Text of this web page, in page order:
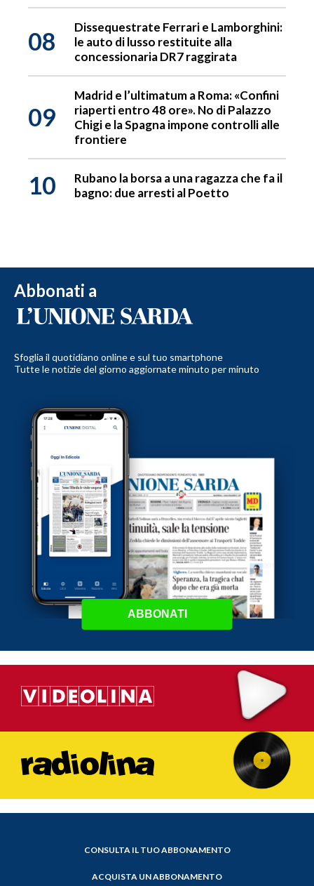
08
Dissequestrate Ferrari e Lamborghini:
le auto di lusso restituite alla
concessionaria DR7 raggirata
09
Madrid e l’ultimatum a Roma: «Confini
riaperti entro 48 ore». No di Palazzo
Chigi e la Spagna impone controlli alle
frontiere
10
Rubano la borsa a una ragazza che fa il
bagno: due arresti al Poetto
Abbonati a
Sfoglia il quotidiano online e sul tuo smartphone
Tutte le notizie del giorno aggiornate minuto per minuto
ABBONATI
CONSULTA IL TUO ABBONAMENTO
ACQUISTA UN ABBONAMENTO